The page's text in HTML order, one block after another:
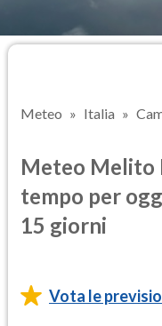
Meteo Italia
Meteo Melito
tempo per
15 giorni
Vota le